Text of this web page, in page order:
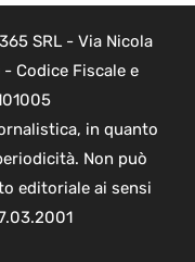
SRL - Via Nicola
- Codice Fiscale e
in quanto
Non può
editoriale ai sensi